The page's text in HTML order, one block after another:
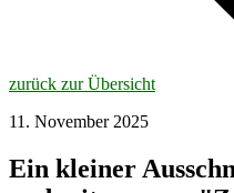
zurück zur Übersicht
11. November 2025
Ein kleiner